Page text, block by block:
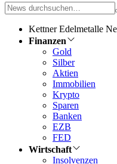
Kettner Edelmetalle
Finanzen
Gold
Silber
Aktien
Immobilien
Krypto
Sparen
Banken
EZB
FED
Wirtschaft
Insolvenzen